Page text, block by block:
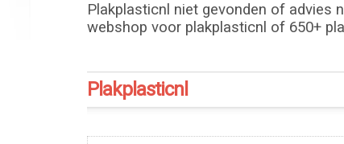
Plakplasticnl niet gevonden of advies
webshop voor plakplasticnl of 650+
Plakplasticnl